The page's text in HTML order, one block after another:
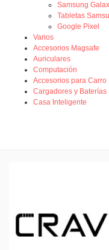
Samsung
Tabletas
Google Pixel
Varios
Accesorios Magsafe
Auriculares
Computación
Accesorios para Carro
Cargadores y Baterías
Casa Inteligente